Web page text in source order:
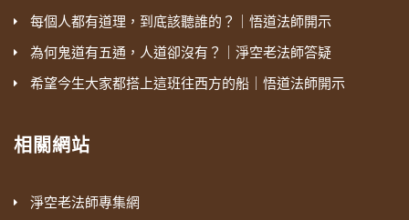
每個人都有道理，到底該聽誰的？｜悟道法師開示
為何鬼道有五通，人道卻沒有？｜淨空老法師答疑
希望今生大家都搭上這班往西方的船｜悟道法師開示
相關網站
淨空老法師專集網